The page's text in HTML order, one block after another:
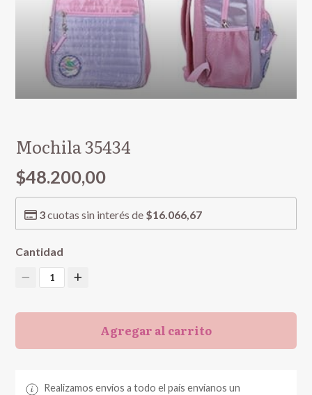
Mochila 35434
$48.200,00
3cuotas sin interés de $16.066,67
Cantidad
1
Agregar al carrito
Realizamos envíos a todo el país envíanos un